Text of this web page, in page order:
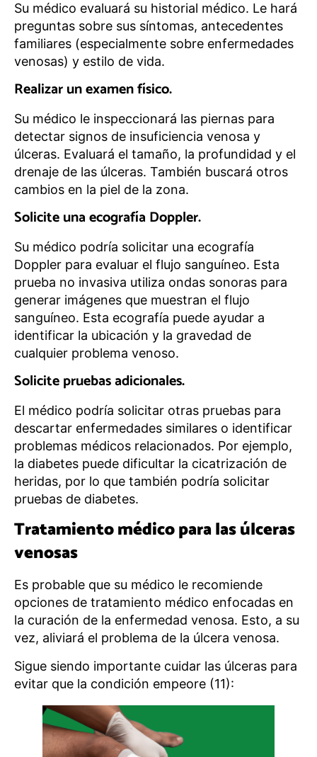
Su médico evaluará su historial médico. Le hará
preguntas sobre sus síntomas, antecedentes
familiares (especialmente sobre enfermedades
venosas) y estilo de vida.
Realizar un examen físico.
Su médico le inspeccionará las piernas para
detectar signos de insuficiencia venosa y
úlceras. Evaluará el tamaño, la profundidad y el
drenaje de las úlceras. También buscará otros
cambios en la piel de la zona.
Solicite una ecografía Doppler.
Su médico podría solicitar una ecografía
Doppler para evaluar el flujo sanguíneo. Esta
prueba no invasiva utiliza ondas sonoras para
generar imágenes que muestran el flujo
sanguíneo. Esta ecografía puede ayudar a
identificar la ubicación y la gravedad de
cualquier problema venoso.
Solicite pruebas adicionales.
El médico podría solicitar otras pruebas para
descartar enfermedades similares o identificar
problemas médicos relacionados. Por ejemplo,
la diabetes puede dificultar la cicatrización de
heridas, por lo que también podría solicitar
pruebas de diabetes.
Tratamiento médico para las úlceras
venosas
Es probable que su médico le recomiende
opciones de tratamiento médico enfocadas en
la curación de la enfermedad venosa. Esto, a su
vez, aliviará el problema de la úlcera venosa.
Sigue siendo importante cuidar las úlceras para
evitar que la condición empeore (11):